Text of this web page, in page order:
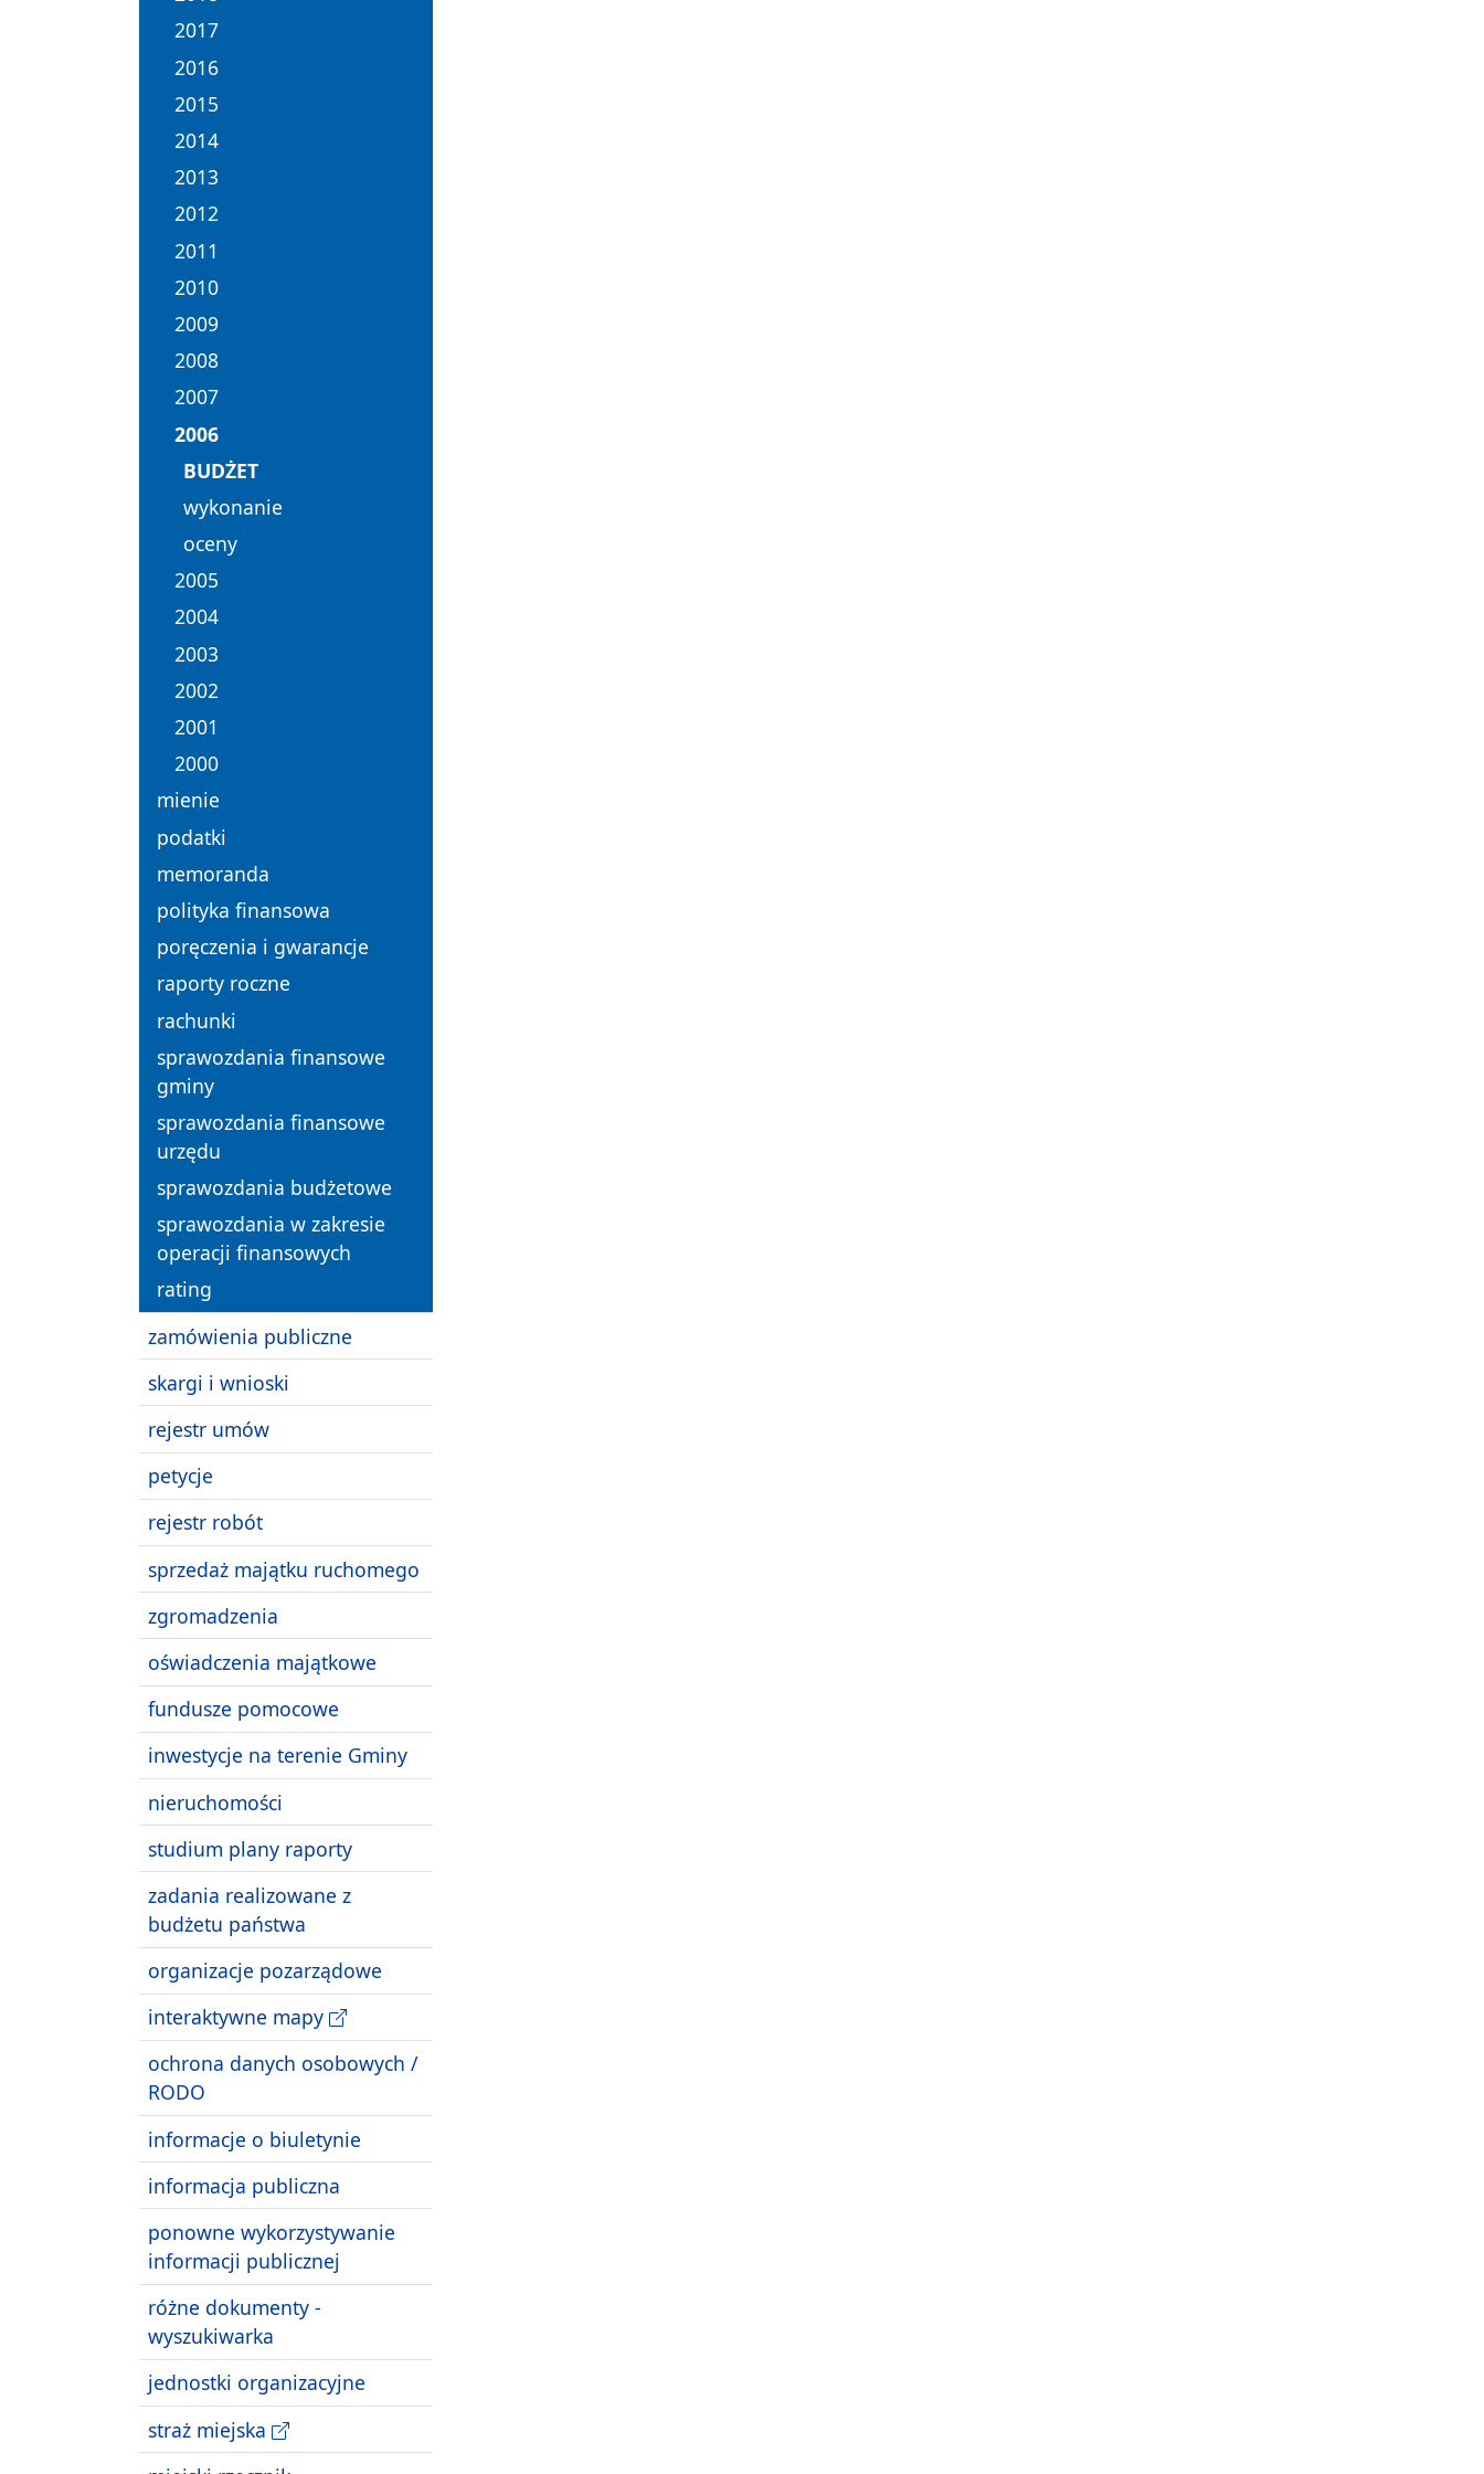
2017
2016
2015
2014
2013
2012
2011
2010
2009
2008
2007
2006
BUDŻET
wykonanie
oceny
2005
2004
2003
2002
2001
2000
mienie
podatki
memoranda
polityka finansowa
poręczenia i gwarancje
raporty roczne
rachunki
sprawozdania finansowe
gminy
sprawozdania finansowe
urzędu
sprawozdania budżetowe
sprawozdania w zakresie
operacji finansowych
rating
zamówienia publiczne
skargi i wnioski
rejestr umów
petycje
rejestr robót
sprzedaż majątku ruchomego
zgromadzenia
oświadczenia majątkowe
fundusze pomocowe
inwestycje na terenie Gminy
nieruchomości
studium plany raporty
zadania realizowane z
budżetu państwa
organizacje pozarządowe
interaktywne mapy
ochrona danych osobowych /
RODO
informacje o biuletynie
informacja publiczna
ponowne wykorzystywanie
informacji publicznej
różne dokumenty -
wyszukiwarka
jednostki organizacyjne
straż miejska